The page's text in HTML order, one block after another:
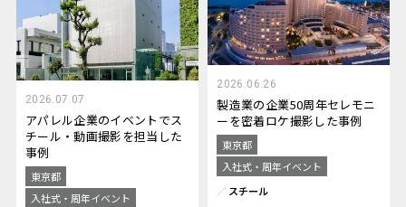
2026.07.07
アパレル企業のイベントでス
チール・動画撮影を担当した
事例
東京都
入社式・周年イベント
2026.06.26
製造業の企業50周年セレモニ
ーを密着ロケ撮影した事例
東京都
入社式・周年イベント
スチール